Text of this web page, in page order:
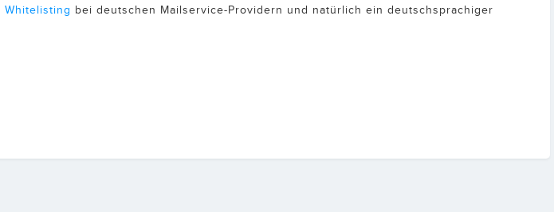
Whitelisting bei deutschen Mailservice-Providern und natürlich ein deutschsprachiger